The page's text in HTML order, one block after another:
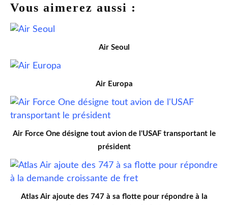
Vous aimerez aussi :
Air Seoul
Air Europa
Air Force One désigne tout avion de l'USAF transportant le
président
Atlas Air ajoute des 747 à sa flotte pour répondre à la